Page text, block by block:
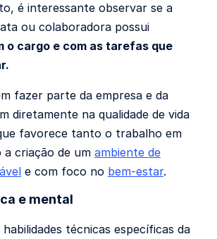
é interessante observar se a
ou colaboradora possui
o cargo e com as tarefas que
fazer parte da empresa e da
diretamente na qualidade de vida
favorece tanto o trabalho em
a criação de um ambiente de
e com foco no bem-estar.
e mental
habilidades técnicas específicas da